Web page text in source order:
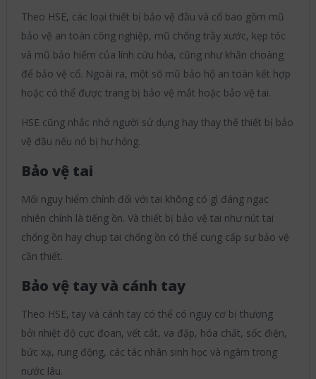
Theo HSE, các loại thiết bị bảo vệ đầu và cổ bao gồm mũ
bảo vệ an toàn công nghiệp, mũ chống trầy xước, kẹp tóc
và mũ bảo hiểm của lính cứu hỏa, cũng như khăn choàng
để bảo vệ cổ. Ngoài ra, một số mũ bảo hộ an toàn kết hợp
hoặc có thể được trang bị bảo vệ mắt hoặc bảo vệ tai.
HSE cũng nhắc nhở người sử dụng hay thay thế thiết bị bảo
vệ đầu nếu nó bị hư hỏng.
Bảo vệ tai
Mối nguy hiểm chính đối với tai không có gì đáng ngạc
nhiên chính là tiếng ồn. Và thiết bị bảo vệ tai như nút tai
chống ồn hay chụp tai chống ồn có thể cung cấp sự bảo vệ
cần thiết.
Bảo vệ tay và cánh tay
Theo HSE, tay và cánh tay có thể có nguy cơ bị thương
bởi nhiệt độ cực đoan, vết cắt, va đập, hóa chất, sốc điện,
bức xạ, rung động, các tác nhân sinh học và ngâm trong
nước lâu.